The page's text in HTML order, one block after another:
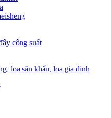
công suất
loa sân khấu, loa gia đinh